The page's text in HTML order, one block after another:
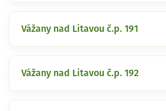
Vážany nad Litavou č.p. 191
Vážany nad Litavou č.p. 192